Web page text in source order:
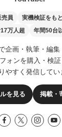
売員 実機検証をも
万人超 年間50台
企画・執筆・編
ォンを購入・検
やすく発信してい
を見る 掲載・